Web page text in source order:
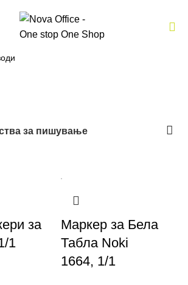
за пишување
за
1
Маркер за Бела
Табла Noki
1664, 1/1